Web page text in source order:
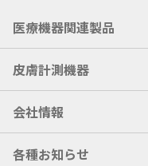
医療機器関連製品
皮膚計測機器
会社情報
各種お知らせ